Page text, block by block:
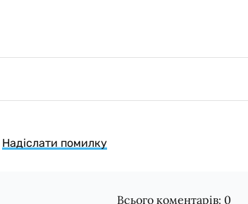
Надіслати помилку
Всього коментарів: 0